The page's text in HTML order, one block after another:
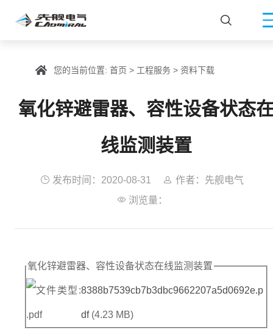

您的当前位置: 首页 > 工程服务> 资料下载
氧化锌避雷器、容性设备状态
线监测装置
 发布时间：2020-08-31  作者：先舰电气
浏览量：
氧化锌避雷器、容性设备状态在线监测装置
8388b7539cb7b3dbc9662207a5d0692e.p
df(4.23 MB)